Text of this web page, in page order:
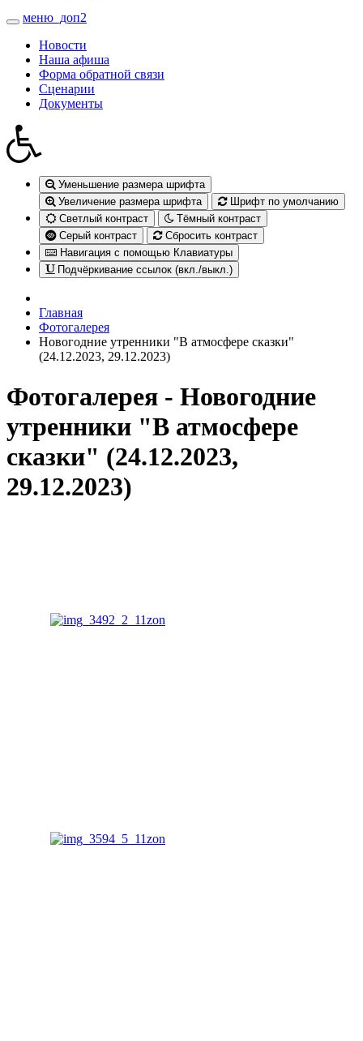
Toggle
navigation
меню_доп2
Новости
Наша афиша
Форма обратной связи
Сценарии
Документы
Уменьшение размера шрифта
Увеличение размера шрифта
Шрифт по умолчанию
Светлый контраст
Тёмный контраст
Серый контраст
Сбросить контраст
Навигация с помощью Клавиатуры
Подчёркивание ссылок (вкл./выкл.)
Главная
Фотогалерея
Новогодние утренники "В атмосфере сказки"
(24.12.2023, 29.12.2023)
Фотогалерея - Новогодние
утренники "В атмосфере
сказки" (24.12.2023,
29.12.2023)